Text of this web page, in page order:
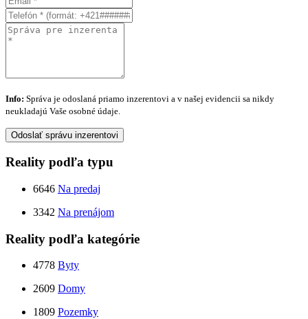
Info: Správa je odoslaná priamo inzerentovi a v našej evidencii sa nikdy
neukladajú Vaše osobné údaje.
Odoslať správu inzerentovi
Reality podľa typu
6646 Na predaj
3342 Na prenájom
Reality podľa kategórie
4778 Byty
2609 Domy
1809 Pozemky